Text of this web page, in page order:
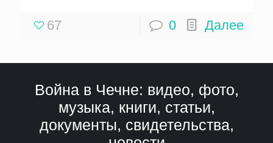
67 0 Далее
Война в Чечне: видео, фото,
музыка, книги, статьи,
документы, свидетельства,